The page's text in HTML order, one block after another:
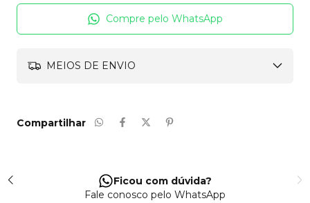
Compre pelo WhatsApp
MEIOS DE ENVIO
Compartilhar
Ficou com dúvida?
Fale conosco pelo WhatsApp